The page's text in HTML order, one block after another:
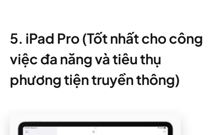
5. iPad Pro (Tốt nhất cho công
việc đa năng và tiêu thụ
phương tiện truyền thông)